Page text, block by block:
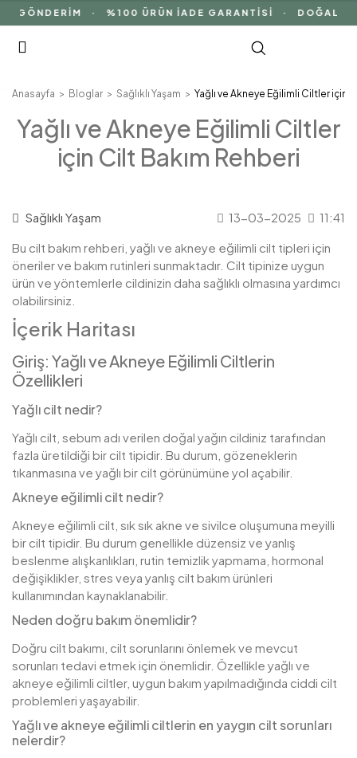
GÖNDERİM · %100 ÜRÜN İADE GARANTİSİ · DOĞAL
Anasayfa Bloglar Sağlıklı Yaşam Yağlı ve Akneye Eğilimli Ciltler için
Yağlı ve Akneye Eğilimli Ciltler
için Cilt Bakım Rehberi
Sağlıklı Yaşam 13-03-2025
11:41
Bu cilt bakım rehberi, yağlı ve akneye eğilimli cilt tipleri için
öneriler ve bakım rutinleri sunmaktadır. Cilt tipinize uygun
ürün ve yöntemlerle cildinizin daha sağlıklı olmasına yardımcı
olabilirsiniz.
İçerik Haritası
Giriş: Yağlı ve Akneye Eğilimli Ciltlerin
Özellikleri
Yağlı cilt nedir?
Yağlı cilt, sebum adı verilen doğal yağın cildiniz tarafından
fazla üretildiği bir cilt tipidir. Bu durum, gözeneklerin
tıkanmasına ve yağlı bir cilt görünümüne yol açabilir.
Akneye eğilimli cilt nedir?
Akneye eğilimli cilt, sık sık akne ve sivilce oluşumuna meyilli
bir cilt tipidir. Bu durum genellikle düzensiz ve yanlış
beslenme alışkanlıkları, rutin temizlik yapmama, hormonal
değişiklikler, stres veya yanlış cilt bakım ürünleri
kullanımından kaynaklanabilir.
Neden doğru bakım önemlidir?
Doğru cilt bakımı, cilt sorunlarını önlemek ve mevcut
sorunları tedavi etmek için önemlidir. Özellikle yağlı ve
akneye eğilimli ciltler, uygun bakım yapılmadığında ciddi cilt
problemleri yaşayabilir.
Yağlı ve akneye eğilimli ciltlerin en yaygın cilt sorunları
nelerdir?